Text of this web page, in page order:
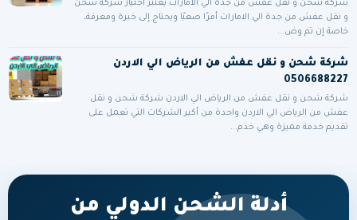
شركة شحن و نقل عفش من جدة الي الامارات يعتبر اختيار شركة شحن
و نقل عفش من جدة الي الامارات أمرًا صعبًا ويحتاج إلى خبرة ومعرفة،
خاصة إن تم وض...
شركة شحن و نقل عفش من الرياض الي الاردن
0506688227
شركة شحن و نقل عفش من الرياض الي الاردن شركة شحن و نقل
عفش من الرياض الي الاردن واحدة من أكبر الشركات التي تعمل على
تقديم خدمة مميزة وهي خدم...
أدلة الشحن الدولي من